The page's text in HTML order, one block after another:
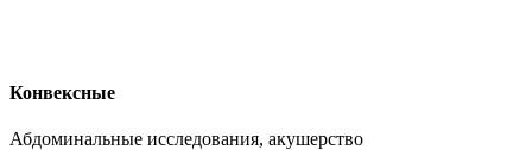
Конвексные
Абдоминальные исследования, акушерство